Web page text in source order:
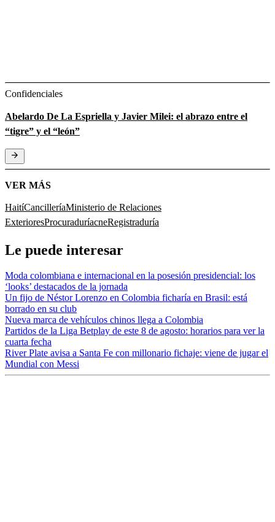
Confidenciales
Abelardo De La Espriella y Javier Milei: el abrazo entre el
“tigre” y el “león”
VER MÁS
HaitíCancilleríaMinisterio de Relaciones
ExterioresProcuraduríacneRegistraduría
Le puede interesar
Moda colombiana e internacional en la posesión presidencial: los
‘looks’ destacados de la jornada
Un fijo de Néstor Lorenzo en Colombia ficharía en Brasil: está
borrado en su club
Nueva marca de vehículos chinos llega a Colombia
Partidos de la Liga Betplay de este 8 de agosto: horarios para ver la
cuarta fecha
River Plate avisa a Santa Fe con millonario fichaje: viene de jugar el
Mundial con Messi